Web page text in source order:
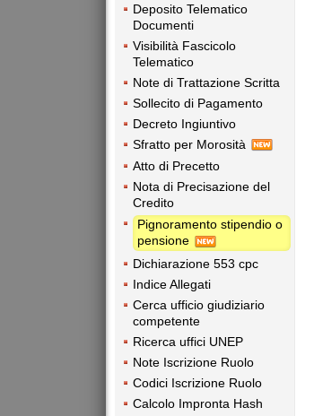
Deposito Telematico
Documenti
Visibilità Fascicolo
Telematico
Note di Trattazione Scritta
Sollecito di Pagamento
Decreto Ingiuntivo
Sfratto per Morosità
Atto di Precetto
Nota di Precisazione del
Credito
Pignoramento stipendio o
pensione
Dichiarazione 553 cpc
Indice Allegati
Cerca ufficio giudiziario
competente
Ricerca uffici UNEP
Note Iscrizione Ruolo
Codici Iscrizione Ruolo
Calcolo Impronta Hash